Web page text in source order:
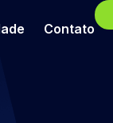
Contato